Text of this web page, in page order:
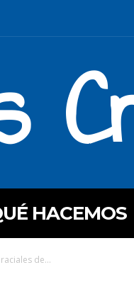
HACEMOS
de...